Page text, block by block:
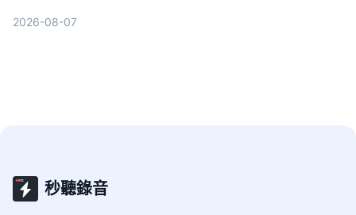
2026-08-07
秒聽錄音